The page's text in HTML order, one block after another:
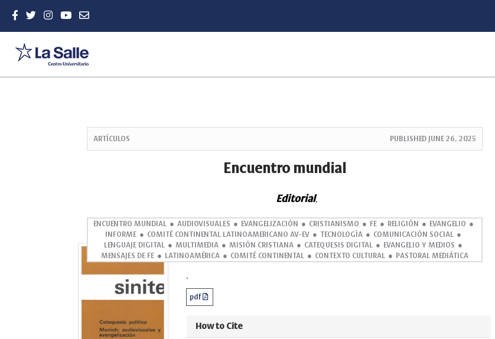
ARTÍCULOS PUBLISHED JUNE 26, 2025
Encuentro mundial
Editorial,
ENCUENTRO MUNDIAL AUDIOVISUALES EVANGELIZACIÓN CRISTIANISMO FE RELIGIÓN
EVANGELIO
INFORME
COMITÉ CONTINENTAL LATINOAMERICANO AV-EV TECNOLOGÍA
COMUNICACIÓN SOCIAL
LENGUAJE DIGITAL
MULTIMEDIA MISIÓN CRISTIANA CATEQUESIS DIGITAL
EVANGELIO Y MEDIOS
MENSAJES DE FE
LATINOAMÉRICA COMITÉ CONTINENTAL CONTEXTO CULTURAL PASTORAL MEDIÁTICA
Abstract
.
pdf
How to Cite